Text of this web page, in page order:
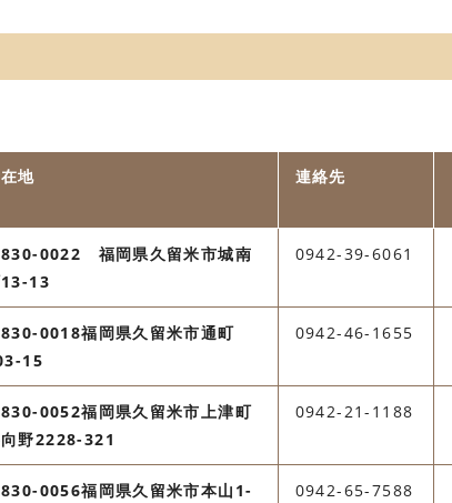
地 連絡先
830-0022 福岡県久留米市城南
13
0942-39-6061
0018福岡県久留米市通町
15
0942-46-1655
0052福岡県久留米市上津町
野2228-321
0942-21-1188
0056福岡県久留米市本山1-
0942-65-7588